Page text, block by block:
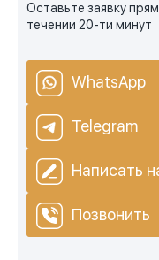
Оставьте заявку
течении 20-ти минут
WhatsApp
Telegram
Написать
Позвонить